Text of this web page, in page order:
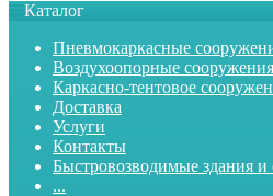
Каталог
Пневмокаркасные
Воздухоопорные сооружения
Каркасно-тентовое
Доставка
Услуги
Контакты
Быстровозводимые здания и
...